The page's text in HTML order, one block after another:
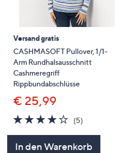
Versand gratis
CASHMASOFT Pullover, 1/1-
Arm Rundhalsausschnitt
Cashmeregriff
Rippbundabschlüsse
€ 25,99
4.2
von
5
(5)
In den Warenkorb